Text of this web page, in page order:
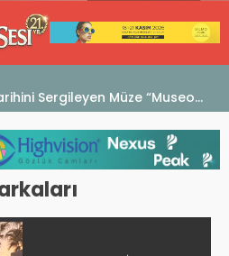
Sergileyen Müze “Museo